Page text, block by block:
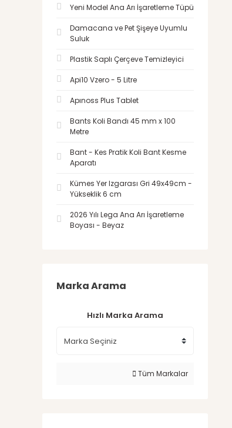
Yeni Model Ana Arı İşaretleme Tüpü
Damacana ve Pet Şişeye Uyumlu
Suluk
Plastik Saplı Çerçeve Temizleyici
Api10 Vzero - 5 Litre
Apınoss Plus Tablet
Bants Koli Bandı 45 mm x 100
Metre
Bant - Kes Pratik Koli Bant Kesme
Aparatı
Kümes Yer Izgarası Gri 49x49cm -
Yükseklik 6 cm
2026 Yılı Lega Ana Arı İşaretleme
Boyası - Beyaz
Marka Arama
Hızlı Marka Arama
Tüm Markalar